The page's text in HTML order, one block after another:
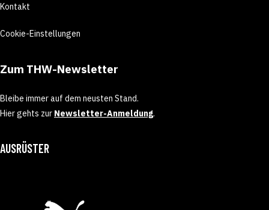
Kontakt
Cookie-Einstellungen
Zum THW-Newsletter
Bleibe immer auf dem neusten Stand.
Hier gehts zur Newsletter-Anmeldung.
AUSRÜSTER